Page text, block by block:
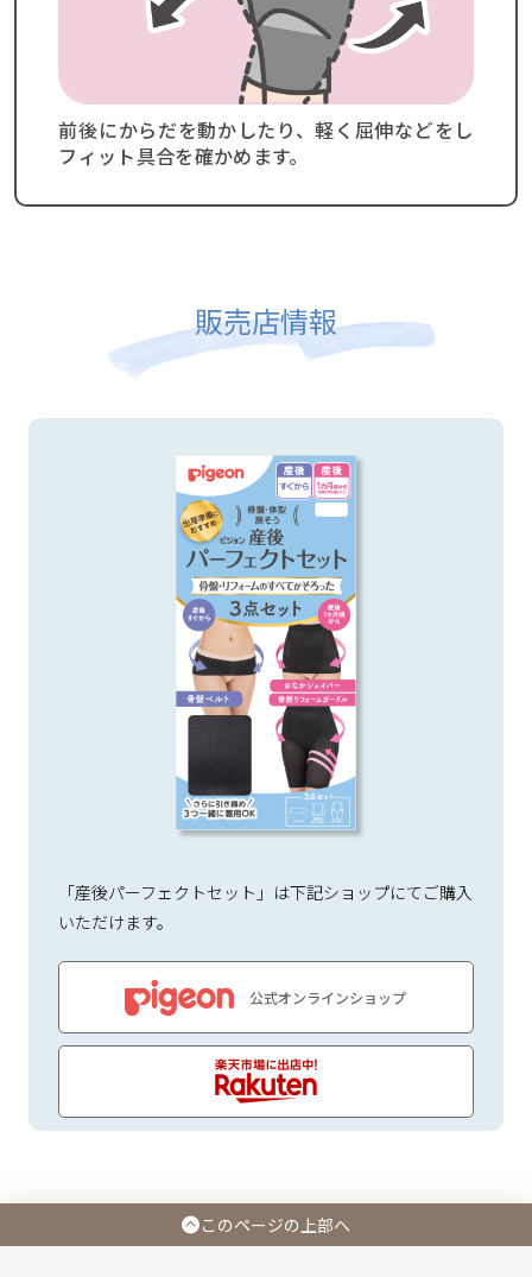
前後にからだを動かしたり、軽く屈伸などをし
フィット具合を確かめます。
販売店情報
「産後パーフェクトセット」は下記ショップにてご購入
いただけます。
公式オンラインショップ
このページの上部へ